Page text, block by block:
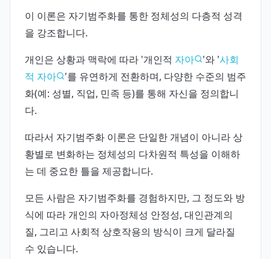
이 이론은 자기범주화를 통한 정체성의 다층적 성격
을 강조합니다.
개인은 상황과 맥락에 따라 '개인적 자아 '와 '사회
적 자아
'를 유연하게 전환하며, 다양한 수준의 범주
화(예: 성별, 직업, 민족 등)를 통해 자신을 정의합니
다.
따라서 자기범주화 이론은 단일한 개념이 아니라 상
황별로 변화하는 정체성의 다차원적 특성을 이해하
는 데 중요한 틀을 제공합니다.
모든 사람은 자기범주화를 경험하지만, 그 정도와 방
식에 따라 개인의 자아정체성 안정성, 대인관계의
질, 그리고 사회적 상호작용의 방식이 크게 달라질
수 있습니다.